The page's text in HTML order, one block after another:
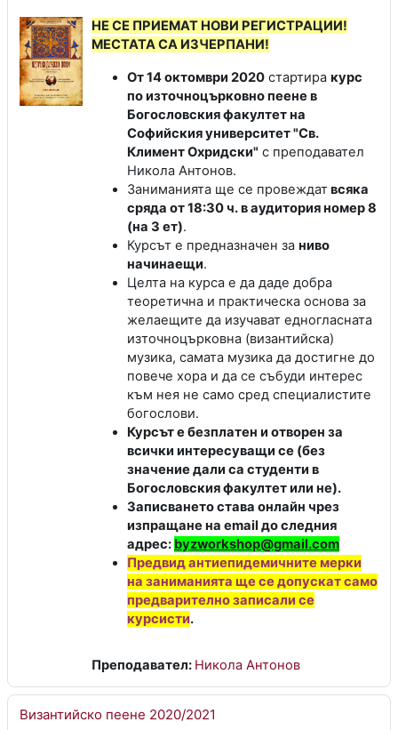
НЕ СЕ ПРИЕМАТ НОВИ РЕГИСТРАЦИИ!
МЕСТАТА СА ИЗЧЕРПАНИ!
От 14 октомври 2020 стартиракурс
по източноцърковно пеене в
Богословския факултет на
Софийския университет "Св.
Климент Охридски" с преподавател
Никола Антонов.
Заниманията ще се провеждатвсяка
сряда от 18:30 ч. в аудитория номер 8
(на 3 ет).
Курсът е предназначен заниво
начинаещи.
Целта на курса е да даде добра
теоретична и практическа основа за
желаещите да изучават едногласната
източноцърковна (византийска)
музика, самата музика да достигне до
повече хора и да се събуди интерес
към нея не само сред специалистите
богослови.
Курсът е безплатен и отворен за
всички интересуващи се (без
значение дали са студенти в
Богословския факултет или не).
Записването става онлайн чрез
изпращане на email до следния
адрес: byzworkshop@gmail.com
Предвид антиепидемичните мерки
на заниманията ще се допускат само
предварително записали се
курсисти.
Преподавател: Никола Антонов
Византийско пеене 2020/2021